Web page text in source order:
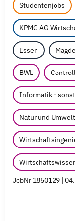
Studentenjobs
KPMG AG
Essen
BWL
Informatik -
Natur und
JobNr 1850129 |